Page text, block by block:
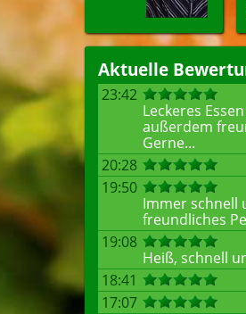
Aktuelle
23:42
Leckeres
außerdem
Gerne...
20:28
19:50
Immer schnell
freundliches
19:08
Heiß, schnell
18:41
17:07